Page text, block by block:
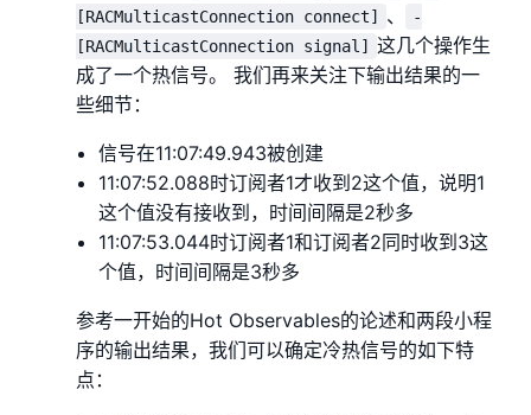
[RACMulticastConnection connect]
、
-
[RACMulticastConnection signal]
这几个操作生
成了一个热信号。 我们再来关注下输出结果的一
些细节：
信号在11:07:49.943被创建
11:07:52.088时订阅者1才收到2这个值，说明1
这个值没有接收到，时间间隔是2秒多
11:07:53.044时订阅者1和订阅者2同时收到3这
个值，时间间隔是3秒多
参考一开始的Hot Observables的论述和两段小程
序的输出结果，我们可以确定冷热信号的如下特
点：